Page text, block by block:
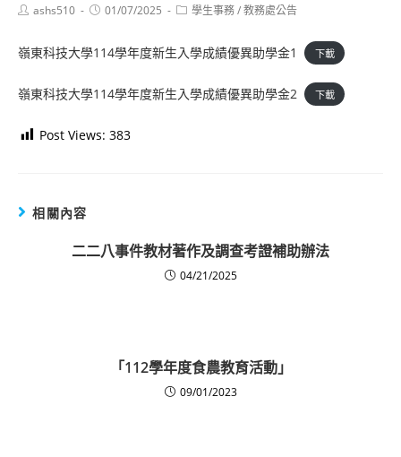
Postashs510
Post01/07/2025
Post學生事務/教務處公告
嶺東科技大學114學年度新生入學成績優異助學金1 下載
嶺東科技大學114學年度新生入學成績優異助學金2 下載
Post Views: 383
相關內容
二二八事件教材著作及調查考證補助辦法
04/21/2025
「112學年度食農教育活動」
09/01/2023